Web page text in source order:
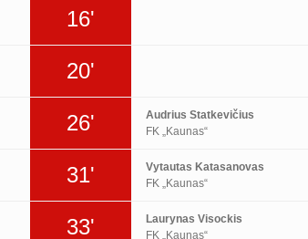
16'
20'
26'
Audrius Statkevičius
FK „Kaunas“
31'
Vytautas Katasanovas
FK „Kaunas“
33'
Laurynas Visockis
FK „Kaunas“